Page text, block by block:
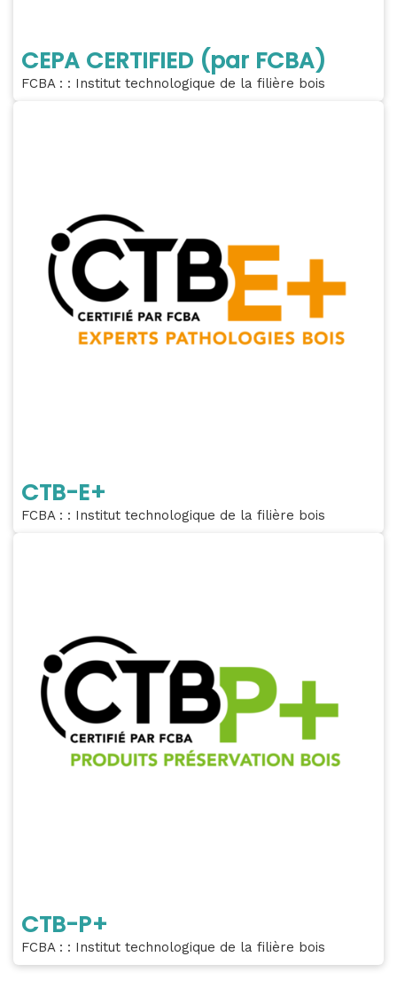
CEPA CERTIFIED (par FCBA)
FCBA : : Institut technologique de la filière bois
CTB-E+
FCBA : : Institut technologique de la filière bois
CTB-P+
FCBA : : Institut technologique de la filière bois